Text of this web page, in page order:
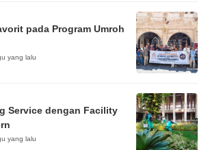
pada Program Umroh
yang lalu
Service dengan Facility
yang lalu